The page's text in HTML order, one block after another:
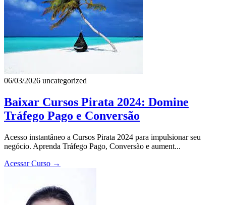
06/03/2026 uncategorized
Baixar Cursos Pirata 2024: Domine
Tráfego Pago e Conversão
Acesso instantâneo a Cursos Pirata 2024 para impulsionar seu
negócio. Aprenda Tráfego Pago, Conversão e aument...
Acessar Curso →